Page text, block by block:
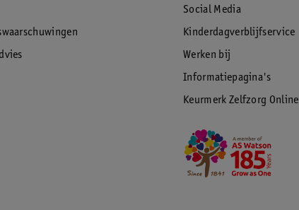
Social Media
Kinderdagverblijfservice
Werken bij
Informatiepagina's
Keurmerk Zelfzorg Online